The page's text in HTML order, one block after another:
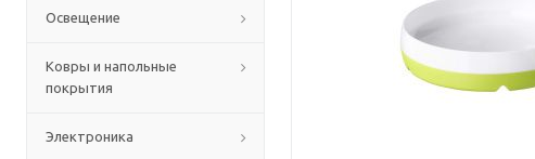
Освещение
Ковры и напольные
покрытия
Электроника